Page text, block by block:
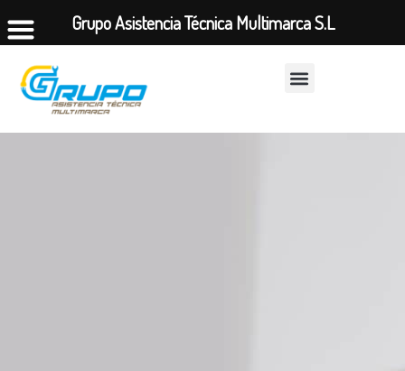
Grupo Asistencia Técnica Multimarca S.L